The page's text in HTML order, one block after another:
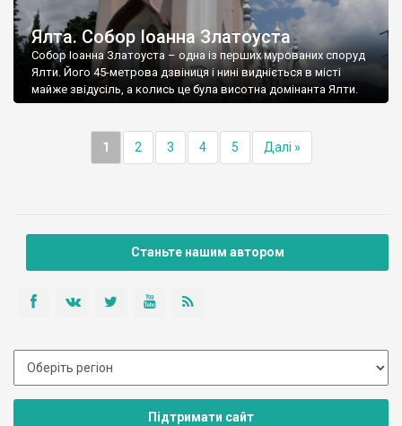
Ялта. Собор Іоанна Златоуста
Собор Іоанна Златоуста – одна із перших мурованих споруд
Ялти. Його 45-метрова дзвіниця і нині видніється в місті
майже звідусіль, а колись це була висотна домінанта Ялти.
1 2 3 4 5 Далі »
Станьте нашим автором
Підтримати сайт